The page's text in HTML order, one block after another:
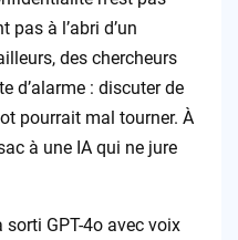
pas à l’abri d’un
des chercheurs
d’alarme : discuter de
pourrait mal tourner. À
à une IA qui ne jure
sorti GPT-4o avec voix